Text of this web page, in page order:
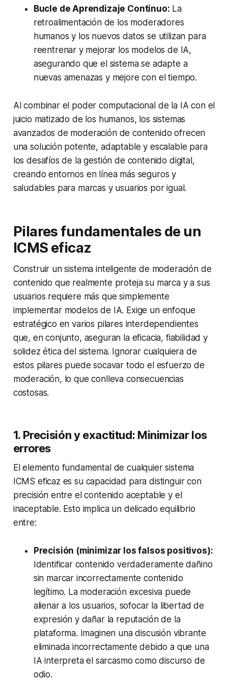
Bucle de Aprendizaje Continuo: La
retroalimentación de los moderadores
humanos y los nuevos datos se utilizan para
reentrenar y mejorar los modelos de IA,
asegurando que el sistema se adapte a
nuevas amenazas y mejore con el tiempo.
Al combinar el poder computacional de la IA con el
juicio matizado de los humanos, los sistemas
avanzados de moderación de contenido ofrecen
una solución potente, adaptable y escalable para
los desafíos de la gestión de contenido digital,
creando entornos en línea más seguros y
saludables para marcas y usuarios por igual.
Pilares fundamentales de un
ICMS eficaz
Construir un sistema inteligente de moderación de
contenido que realmente proteja su marca y a sus
usuarios requiere más que simplemente
implementar modelos de IA. Exige un enfoque
estratégico en varios pilares interdependientes
que, en conjunto, aseguran la eficacia, fiabilidad y
solidez ética del sistema. Ignorar cualquiera de
estos pilares puede socavar todo el esfuerzo de
moderación, lo que conlleva consecuencias
costosas.
1. Precisión y exactitud: Minimizar los
errores
El elemento fundamental de cualquier sistema
ICMS eficaz es su capacidad para distinguir con
precisión entre el contenido aceptable y el
inaceptable. Esto implica un delicado equilibrio
entre:
Precisión (minimizar los falsos positivos):
Identificar contenido verdaderamente dañino
sin marcar incorrectamente contenido
legítimo. La moderación excesiva puede
alienar a los usuarios, sofocar la libertad de
expresión y dañar la reputación de la
plataforma. Imaginen una discusión vibrante
eliminada incorrectamente debido a que una
IA interpreta el sarcasmo como discurso de
odio.